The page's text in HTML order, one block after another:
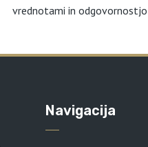
vrednotami in odgovornostjo
Navigacija